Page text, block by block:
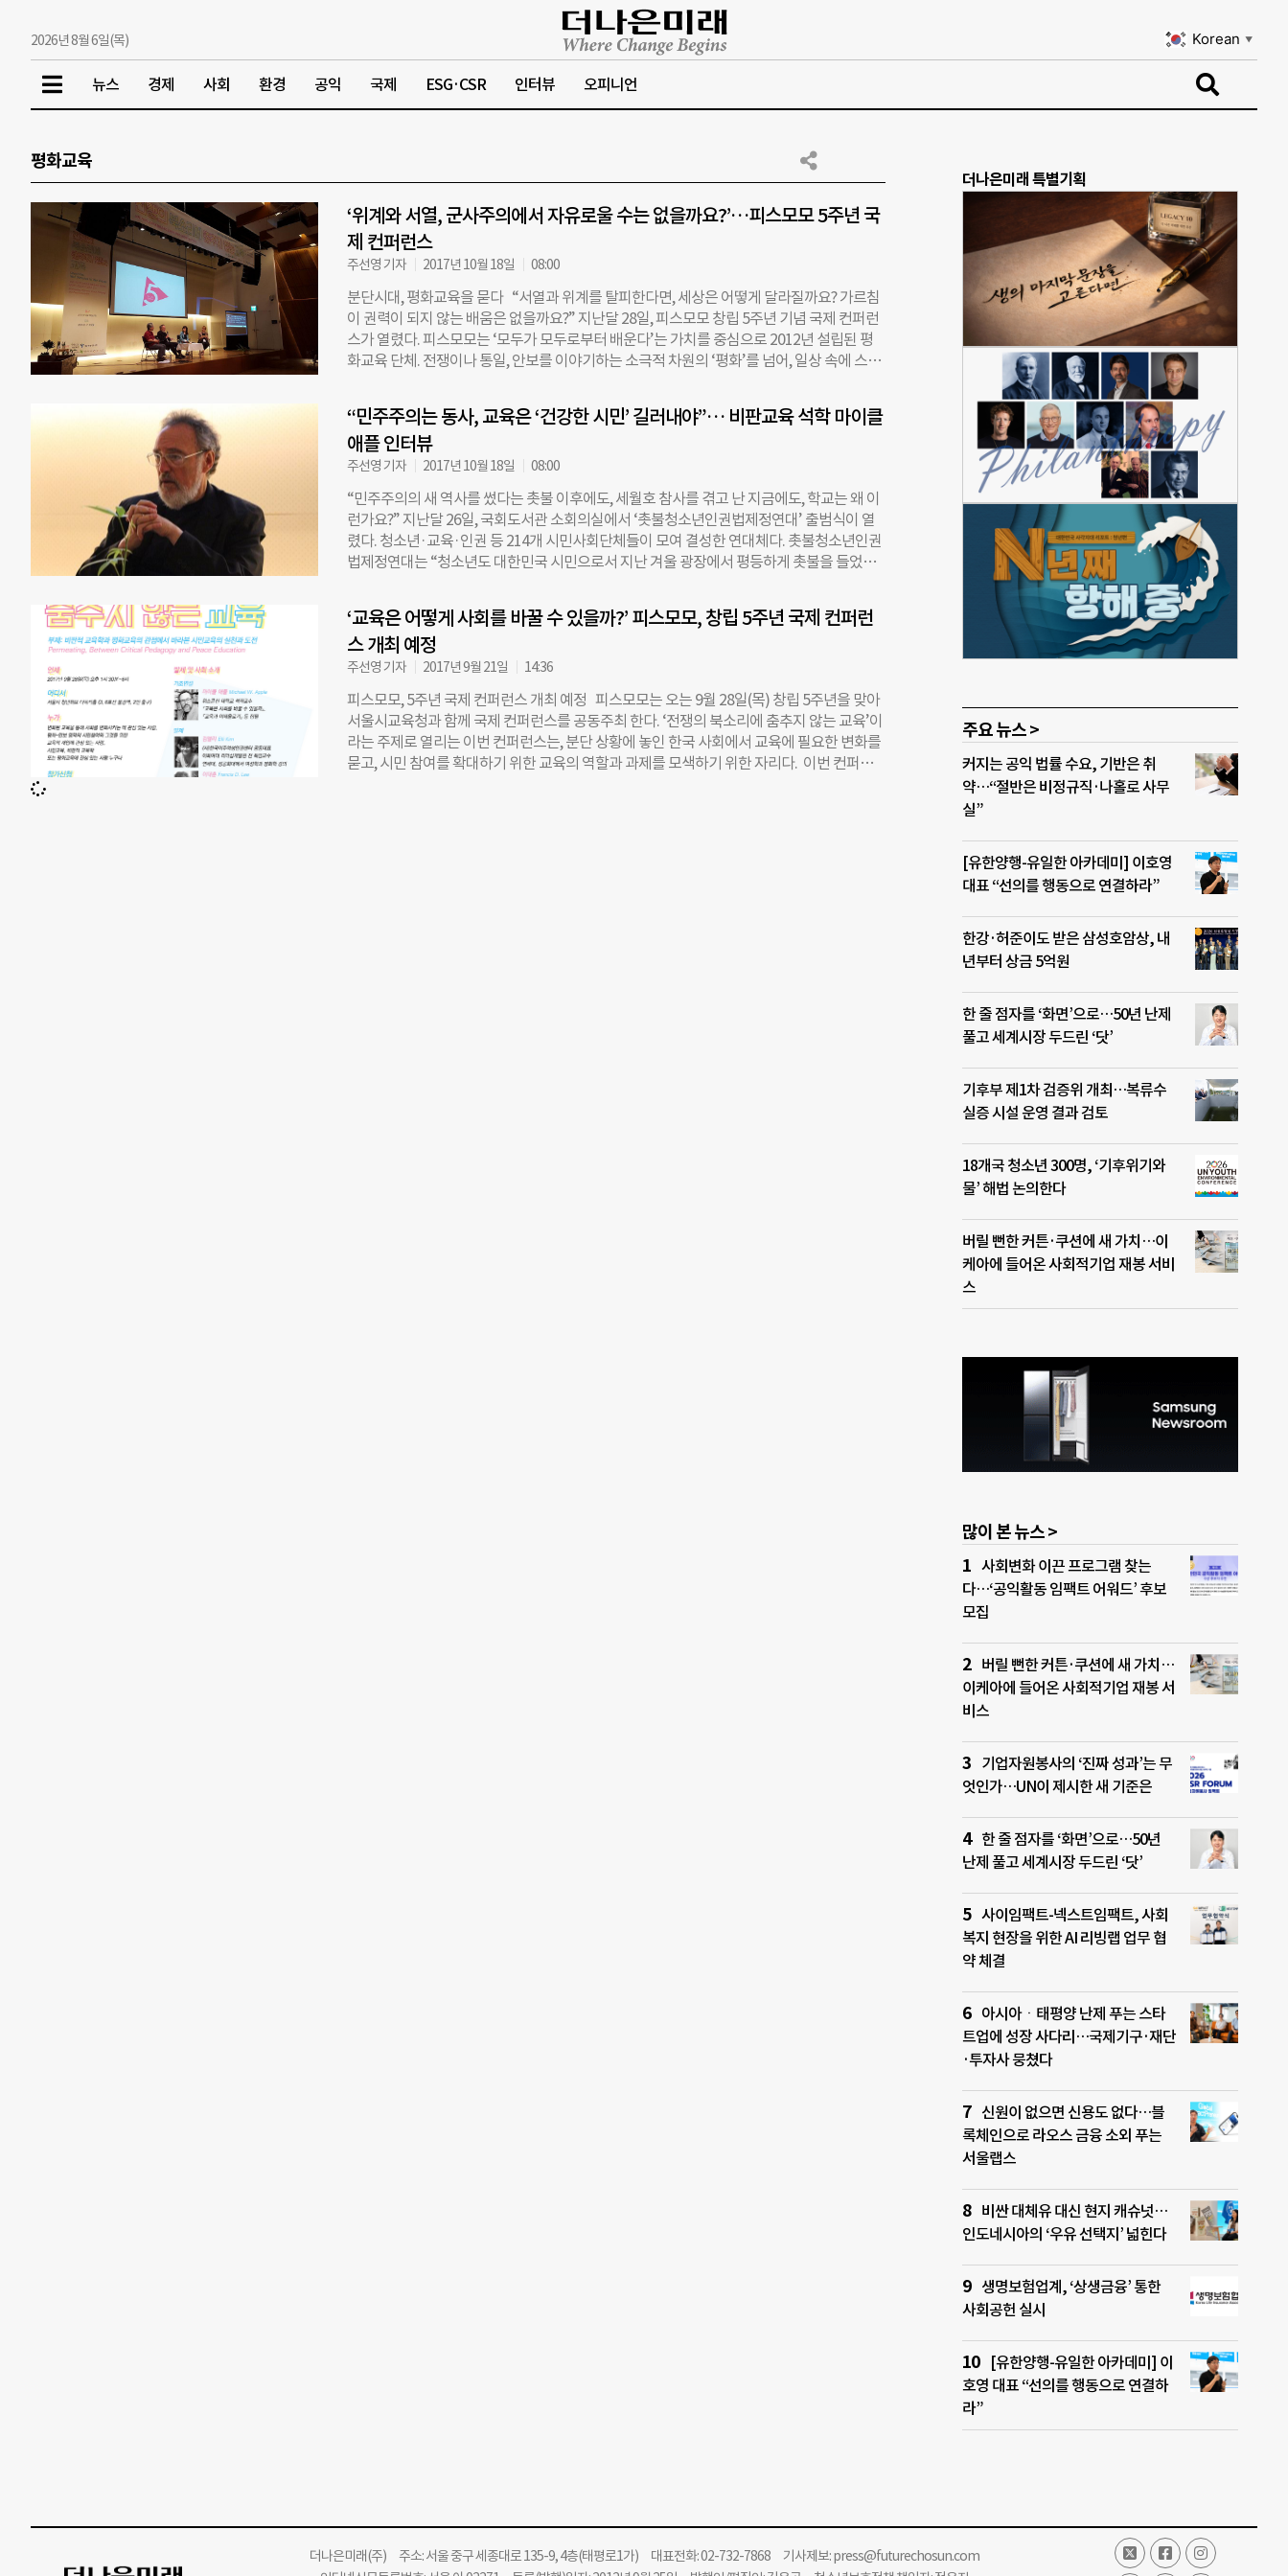
2026년 8월 6일(목) Korean ▼
뉴스 경제 사회 환경 공익 국제 ESG·CSR 인터뷰 오피니언
평화교육
‘위계와 서열, 군사주의에서 자유로울 수는 없을까요?’…피스모모 5주년 국
제 컨퍼런스
주선영 기자 2017년 10월 18일 08:00
분단시대, 평화교육을 묻다 “서열과 위계를 탈피한다면, 세상은 어떻게 달라질까요? 가르침
이 권력이 되지 않는 배움은 없을까요?” 지난달 28일, 피스모모 창립 5주년 기념 국제 컨퍼런
스가 열렸다. 피스모모는 ‘모두가 모두로부터 배운다’는 가치를 중심으로 2012년 설립된 평
화교육 단체. 전쟁이나 통일, 안보를 이야기하는 소극적 차원의 ‘평화’를 넘어, 일상 속에 스며
울시교육청과 공동주최한 이번 컨퍼런스의 제목은 ‘전쟁의 북소리에 춤추지 않는 교육’. 분단
상황에 놓인 한국 사회에서, 교육의 역할과 과제를 모색하기 위한 자리였다. 을지로 페럼타워
에서 열린 이날 컨퍼런스에서, 문아영 피스모모 대표는 “세월호를 겪으면서 교육이 아무것도
바꾸지 못하는 게 아닌가 하는 공포에 사로잡히기도 했고, 지난해 광장에서 촛불집회를 하면
서 다시 위안을 얻기도 했다”며 “피스모모는 가르침이 권력이 되지 않고, 배우는 사람을 수동
적인 위치에 두지 않는 배움이 어떻게 가능할지 고민해왔는데, 서열과 위계를 탈피한다면 세
상이 달라질 것이란 믿음을 갖고 있다”고 했다. 이날 행사를 공동주최한 서울시교육청의 조희
연 교육감은 “북한의 핵실험, 미국 트럼프의 대북 적대 정책 등으로 한반도 평화에 위기상황
이 고조되는 상황에서, 모두가 머리를 맞대고 평화와 교육을 생각해야 하는 시점이라고 생각
시 ‘긴급조치 9호’ 피해자 6명이 국가로부터 받을 보상금을 모아 조성한 ‘아시아 민주주의 인
권 기금’을 소개하며 “한국의 교육이 협소한 민족주의를 뛰어넘어 아시아의 민주주의와 인
권, 평화를 지향하는 방향으로 가도록 시각을 전환하면 좋겠다”고 했다.
“민주주의는 동사, 교육은 ‘건강한 시민’ 길러내야”… 비판교육 석학 마이클
애플 인터뷰
주선영 기자 2017년 10월 18일 08:00
“민주주의의 새 역사를 썼다는 촛불 이후에도, 세월호 참사를 겪고 난 지금에도, 학교는 왜 이
런가요?” 지난달 26일, 국회도서관 소회의실에서 ‘촛불청소년인권법제정연대’ 출범식이 열
렸다. 청소년·교육·인권 등 214개 시민사회단체들이 모여 결성한 연대체다. 촛불청소년인권
법제정연대는 “청소년도 대한민국 시민으로서 지난 겨울 광장에서 평등하게 촛불을 들었지
다”며 청소년 참정권 보장, 어린이 청소년 인권법 및 학생 인권법을 담은 청소년인권법 제정
을 촉구했다. 지난 겨울, 1000만명이 광장에 섰던 촛불집회. 그로부터 수개월이 흘렀지만 학
교 현장에서 ‘촛불’은 이어지고 있다. “광장에는 있어도 학교에는 없는 게 민주주의”라며 ‘교
육에서의 민주주의’를 외치는 목소리가 터져나오는 것. 지난 7월엔 “경쟁과 사교육의 중심에
있는 외국어고·자립형사립고를 폐지하라”며 ‘특권학교 폐지 촛불시민행동’이 출범하는가 하
면, 지난 9월엔 학생들의 참정권과 인권 보장을 요구하는 ‘촛불청소년인권법제정연대’도 출
범했다. 교내 성 평등과 인권, 다양성에 대한 요구도 터져 나왔다. 지난 8월, 서울의 한 초등학
교에서 ‘페미니즘 교육’을 진행했다는 이유로 한 초등학교 교사에게 온·오프라인상의 인신공
격이 계속된 것과 관련해 온라인에선 ‘#우리에겐 더 많은 페미니스트 선생님이 필요합니다’
‘교육은 어떻게 사회를 바꿀 수 있을까?’ 피스모모, 창립 5주년 국제 컨퍼런
스 개최 예정
주선영 기자 2017년 9월 21일 14:36
피스모모, 5주년 국제 컨퍼런스 개최 예정 피스모모는 오는 9월 28일(목) 창립 5주년을 맞아
서울시교육청과 함께 국제 컨퍼런스를 공동주최 한다. ‘전쟁의 북소리에 춤추지 않는 교육’이
라는 주제로 열리는 이번 컨퍼런스는, 분단 상황에 놓인 한국 사회에서 교육에 필요한 변화를
묻고, 시민 참여를 확대하기 위한 교육의 역할과 과제를 모색하기 위한 자리다. 이번 컨퍼런
더나은미래 특별기획
주요 뉴스 >
커지는 공익 법률 수요, 기반은 취
약…“절반은 비정규직·나홀로 사무
실”
[유한양행-유일한 아카데미] 이호영
대표 “선의를 행동으로 연결하라”
한강·허준이도 받은 삼성호암상, 내
년부터 상금 5억원
한 줄 점자를 ‘화면’으로…50년 난제
풀고 세계시장 두드린 ‘닷’
기후부 제1차 검증위 개최…복류수
실증 시설 운영 결과 검토
18개국 청소년 300명, ‘기후위기와
물’ 해법 논의한다
버릴 뻔한 커튼·쿠션에 새 가치…이
케아에 들어온 사회적기업 재봉 서비
스
많이 본 뉴스 >
사회변화 이끈 프로그램 찾는
다…‘공익활동 임팩트 어워드’ 후보
모집
버릴 뻔한 커튼·쿠션에 새 가치…
이케아에 들어온 사회적기업 재봉 서
비스
기업자원봉사의 ‘진짜 성과’는 무
엇인가…UN이 제시한 새 기준은
한 줄 점자를 ‘화면’으로…50년
난제 풀고 세계시장 두드린 ‘닷’
사이임팩트-넥스트임팩트, 사회
복지 현장을 위한 AI 리빙랩 업무 협
약 체결
아시아ㆍ태평양 난제 푸는 스타
트업에 성장 사다리…국제기구·재단
·투자사 뭉쳤다
신원이 없으면 신용도 없다…블
록체인으로 라오스 금융 소외 푸는
서울랩스
비싼 대체유 대신 현지 캐슈넛…
인도네시아의 ‘우유 선택지’ 넓힌다
생명보험업계, ‘상생금융’ 통한
사회공헌 실시
[유한양행-유일한 아카데미] 이
호영 대표 “선의를 행동으로 연결하
라”
더나은미래(주)주소: 서울 중구 세종대로 135-9, 4층(태평로1가) 대표전화: 02-732-7868 기사제보:press@futurechosun.com